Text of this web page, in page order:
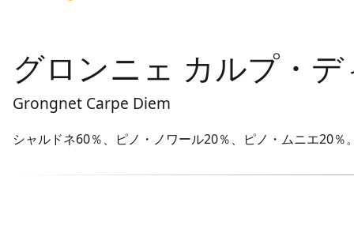
グロンニェ カルプ・デ
Grongnet Carpe Diem
シャルドネ60％、ピノ・ノワール20％、ピノ・ムニエ20％。